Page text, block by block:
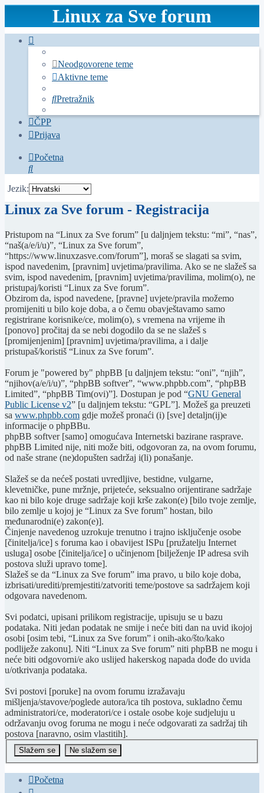
Linux za Sve forum
Neodgovorene teme
Aktivne teme
Pretražnik
ČPP
Prijava
Početna
Pretražnik
Jezik:
Linux za Sve forum - Registracija
Pristupom na “Linux za Sve forum” [u daljnjem tekstu: “mi”, “nas”,
“naš(a/e/i/u)”, “Linux za Sve forum”,
“https://www.linuxzasve.com/forum”], moraš se slagati sa svim,
ispod navedenim, [pravnim] uvjetima/pravilima. Ako se ne slažeš sa
svim, ispod navedenim, [pravnim] uvjetima/pravilima, molim(o), ne
pristupaj/koristi “Linux za Sve forum”.
Obzirom da, ispod navedene, [pravne] uvjete/pravila možemo
promijeniti u bilo koje doba, a o čemu obavještavamo samo
registrirane korisnike/ce, molim(o), s vremena na vrijeme ih
[ponovo] pročitaj da se nebi dogodilo da se ne slažeš s
[promijenjenim] [pravnim] uvjetima/pravilima, a i dalje
pristupaš/koristiš “Linux za Sve forum”.
Forum je "powered by" phpBB [u daljnjem tekstu: “oni”, “njih”,
“njihov(a/e/i/u)”, “phpBB softver”, “www.phpbb.com”, “phpBB
Limited”, “phpBB Tim(ovi)”]. Dostupan je pod “GNU General
Public License v2” [u daljnjem tekstu: “GPL”]. Možeš ga preuzeti
sa www.phpbb.com gdje možeš pronaći (i) [sve] detaljn(ij)e
informacije o phpBBu.
phpBB softver [samo] omogućava Internetski bazirane rasprave.
phpBB Limited nije, niti može biti, odgovoran za, na ovom forumu,
od naše strane (ne)dopušten sadržaj i(li) ponašanje.
Slažeš se da nećeš postati uvredljive, bestidne, vulgarne,
klevetničke, pune mržnje, prijeteće, seksualno orijentirane sadržaje
kao ni bilo koje druge sadržaje koji krše zakon(e) [bilo tvoje zemlje,
bilo zemlje u kojoj je “Linux za Sve forum” hostan, bilo
međunarodni(e) zakon(e)].
Činjenje navedenog uzrokuje trenutno i trajno isključenje osobe
[činitelja/ice] s foruma kao i obavijest ISPu [pružatelju Internet
usluga] osobe [činitelja/ice] o učinjenom [bilježenje IP adresa svih
postova služi upravo tome].
Slažeš se da “Linux za Sve forum” ima pravo, u bilo koje doba,
izbrisati/urediti/premjestiti/zatvoriti teme/postove sa sadržajem koji
odgovara navedenom.
Svi podatci, upisani prilikom registracije, upisuju se u bazu
podataka. Niti jedan podatak ne smije i neće biti dan na uvid ikojoj
osobi [osim tebi, “Linux za Sve forum” i onih-ako/što/kako
podliježe zakonu]. Niti “Linux za Sve forum” niti phpBB ne mogu i
neće biti odgovorni/e ako uslijed hakerskog napada dođe do uvida
u/otkrivanja podataka.
Svi postovi [poruke] na ovom forumu izražavaju
mišljenja/stavove/poglede autora/ica tih postova, sukladno čemu
administratori/ce, moderatori/ce i ostale osobe koje sudjeluju u
održavanju ovog foruma ne mogu i neće odgovarati za sadržaj tih
postova [naravno, osim vlastitih].
Početna